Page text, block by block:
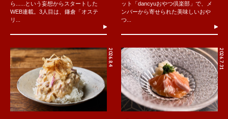
ら......という妄想からスタートした
WEB連載。3人目は、鎌倉「オステ
リ...
ット「dancyuおやつ倶楽部」で、メ
ンバーから寄せられた美味しいおや
つ...
2026.8.4 2026.7.31